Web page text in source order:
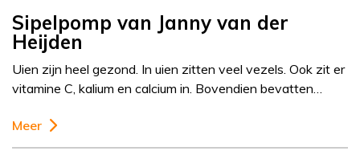
Sipelpomp van Janny van der
Heijden
Uien zijn heel gezond. In uien zitten veel vezels. Ook zit er
vitamine C, kalium en calcium in. Bovendien bevatten…
Meer